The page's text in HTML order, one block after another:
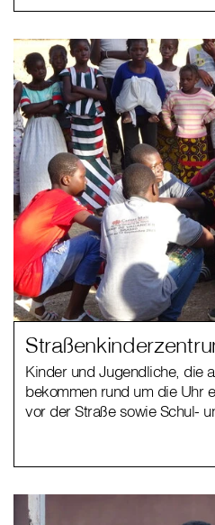
Kinder und Jugendliche, die
bekommen rund um die Uhr
vor der Straße sowie Schul-